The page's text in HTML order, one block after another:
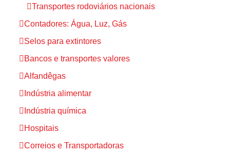
Transportes rodoviários nacionais
Contadores: Água, Luz, Gás
Selos para extintores
Bancos e transportes valores
Alfandêgas
Indústria alimentar
Indústria química
Hospitais
Correios e Transportadoras